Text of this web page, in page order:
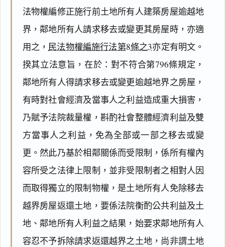
法物權編修正施行前土地所有人建築房屋逾越地
界，鄰地所有人請求移去或變更其房屋時，亦適
用之， 民法物權編施行法第8條之3亦定有明文。
揆其立法意旨，在於：對不符合第796條規定，
鄰地所有人得請求移去或變更逾越地界之房屋，
有時對社會經濟及當事人之利益造成重大損害，
乃賦予法院裁量權，斟酌社會整體經濟利益及雙
方當事人之利益，免為全部或一部之移去或變
更。然此乃基於相鄰關係而受限制，係所有權內
容所受之法律上限制，並非受限制者之相對人因
而取得獨立的限制物權，是土地所有人免除移去
越界房屋返還土地，要係法院衡酌公共利益及土
地、鄰地所有人利益之結果，始要求鄰地所有人
容忍不予拆除請求返還越界之土地，尚非謂土地